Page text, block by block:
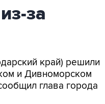
за
край) решили
и Дивноморском
глава города